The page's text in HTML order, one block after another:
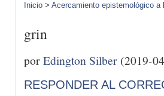
Inicio > Acercamiento epistemológico
grin
porEdington Silber (2019-
RESPONDER AL